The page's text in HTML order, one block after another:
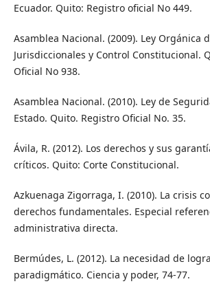
Ecuador. Quito: Registro oficial No 449.
Asamblea Nacional. (2009). Ley Orgánica
Jurisdiccionales y Control Constitucional.
Oficial No 938.
Asamblea Nacional. (2010). Ley de
Estado. Quito. Registro Oficial No. 35.
Ávila, R. (2012). Los derechos y sus
críticos. Quito: Corte Constitucional.
Azkuenaga Zigorraga, I. (2010). La crisis
derechos fundamentales. Especial
administrativa directa.
Bermúdes, L. (2012). La necesidad de
paradigmático. Ciencia y poder, 74-77.